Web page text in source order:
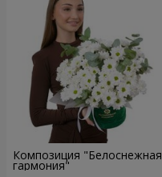
Композиция "Белоснежная
гармония"